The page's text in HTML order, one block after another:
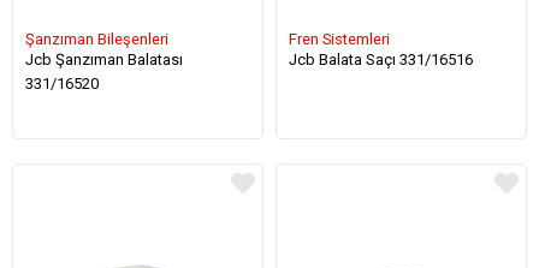
Şanzıman Bileşenleri
Jcb Şanzıman Balatası
331/16520
Fren Sistemleri
Jcb Balata Saçı 331/16516